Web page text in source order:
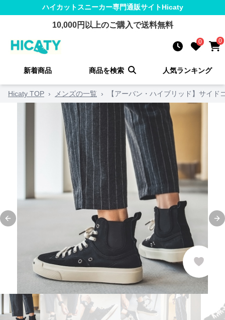
ハイカットスニーカー専門通販サイトHicaty
10,000円以上のご購入で送料無料
0 0
新着商品 商品を検索 人気ランキング
Hicaty TOP › メンズの一覧 › 【アーバン・ハイブリッド】サイ
Previous slide